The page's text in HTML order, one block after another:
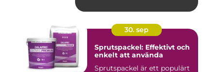
30. sep
Sprutspackel: Effektivt och
enkelt att använda
Sprutspackel är ett populärt